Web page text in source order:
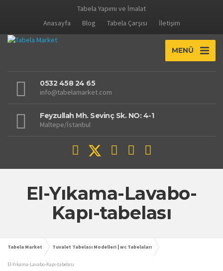
Tabela Yapımı ve İmalat
Anasayfa
Blog Tabela Çarşısı İletişim
MENÜ
0532 458 24 65
info@tabelamarket.com
Feyzullah Mh. Sevinç Sk. NO: 4-1
Maltepe/İstanbul
El-Yıkama-Lavabo-
Kapı-tabelası
Tabela Market Tuvalet Tabelası Modelleri | wc Tabelaları
El-Yıkama-Lavabo-Kapı-tabelası